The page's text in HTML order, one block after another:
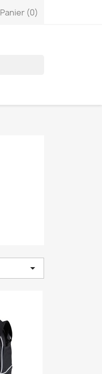
Panier (0)
